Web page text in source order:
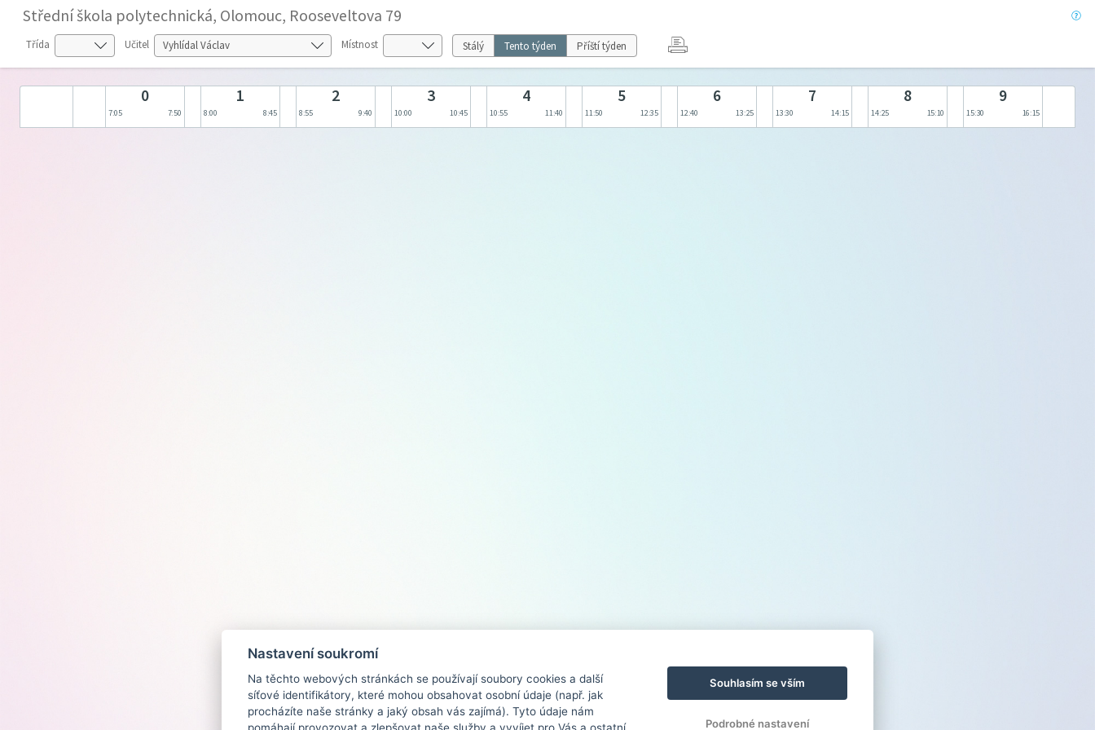
Střední škola polytechnická, Olomouc, Rooseveltova 79
Třída Učitel Místnost Stálý Tento týden Příští týden
0
7:05 7:50
1
8:00 8:45
2
8:55 9:40
3
10:00 10:45
4
10:55 11:40
5
11:50 12:35
6
12:40 13:25
7
13:30 14:15
8
14:25 15:10
9
15:30 16:15
Nastavení soukromí
Na těchto webových stránkách se používají soubory cookies a další
síťové identifikátory, které mohou obsahovat osobní údaje (např. jak
procházíte naše stránky a jaký obsah vás zajímá). Tyto údaje nám
Souhlasím se vším
Podrobné nastavení